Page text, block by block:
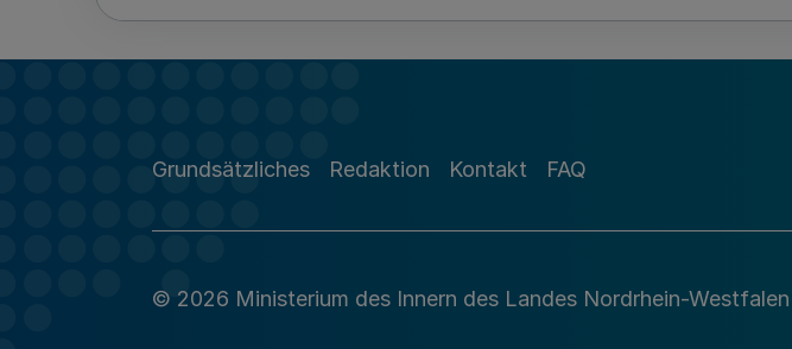
Ausfertigungsdatum 30.12.2009 Seite 974
Grundsätzliches Redaktion Kontakt FAQ
© 2026 Ministerium des Innern des Landes Nordrhein-Westfalen